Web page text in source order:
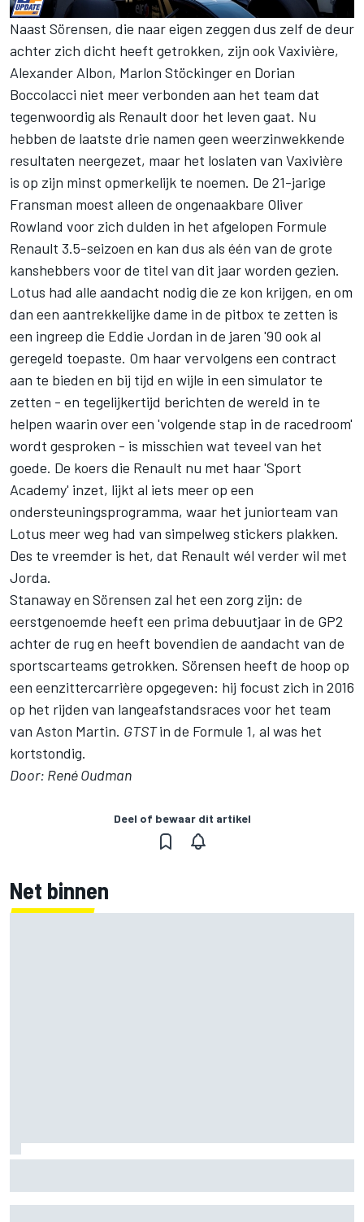
Naast Sörensen, die naar eigen zeggen dus zelf de deur
achter zich dicht heeft getrokken, zijn ook Vaxivière,
Alexander Albon, Marlon Stöckinger en Dorian
Boccolacci niet meer verbonden aan het team dat
tegenwoordig als Renault door het leven gaat. Nu
hebben de laatste drie namen geen weerzinwekkende
resultaten neergezet, maar het loslaten van Vaxivière
is op zijn minst opmerkelijk te noemen. De 21-jarige
Fransman moest alleen de ongenaakbare Oliver
Rowland voor zich dulden in het afgelopen Formule
Renault 3.5-seizoen en kan dus als één van de grote
kanshebbers voor de titel van dit jaar worden gezien.
Lotus had alle aandacht nodig die ze kon krijgen, en om
dan een aantrekkelijke dame in de pitbox te zetten is
een ingreep die Eddie Jordan in de jaren '90 ook al
geregeld toepaste. Om haar vervolgens een contract
aan te bieden en bij tijd en wijle in een simulator te
zetten - en tegelijkertijd berichten de wereld in te
helpen waarin over een 'volgende stap in de racedroom'
wordt gesproken - is misschien wat teveel van het
goede. De koers die Renault nu met haar 'Sport
Academy' inzet, lijkt al iets meer op een
ondersteuningsprogramma, waar het juniorteam van
Lotus meer weg had van simpelweg stickers plakken.
Des te vreemder is het, dat Renault wél verder wil met
Jorda.
Stanaway en Sörensen zal het een zorg zijn: de
eerstgenoemde heeft een prima debuutjaar in de GP2
achter de rug en heeft bovendien de aandacht van de
sportscarteams getrokken. Sörensen heeft de hoop op
een eenzittercarrière opgegeven: hij focust zich in 2016
op het rijden van langeafstandsraces voor het team
van Aston Martin. GTSTin de Formule 1, al was het
kortstondig.
Door: René Oudman
Deel of bewaar dit artikel
Net binnen